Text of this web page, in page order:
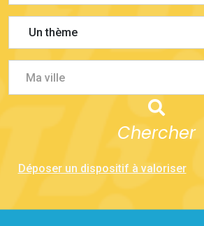
Ma ville
Chercher
Déposer un dispositif à valoriser